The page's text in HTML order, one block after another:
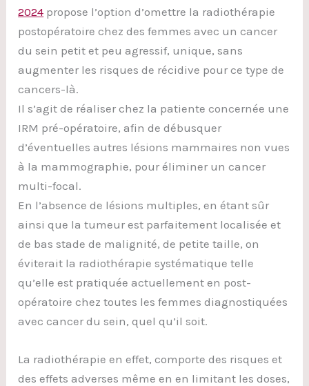
2024 propose l’option d’omettre la radiothérapie
postopératoire chez des femmes avec un cancer
du sein petit et peu agressif, unique, sans
augmenter les risques de récidive pour ce type de
cancers-là.
Il s’agit de réaliser chez la patiente concernée une
IRM pré-opératoire, afin de débusquer
d’éventuelles autres lésions mammaires non vues
à la mammographie, pour éliminer un cancer
multi-focal.
En l’absence de lésions multiples, en étant sûr
ainsi que la tumeur est parfaitement localisée et
de bas stade de malignité, de petite taille, on
éviterait la radiothérapie systématique telle
qu’elle est pratiquée actuellement en post-
opératoire chez toutes les femmes diagnostiquées
avec cancer du sein, quel qu’il soit.
La radiothérapie en effet, comporte des risques et
des effets adverses même en en limitant les doses,